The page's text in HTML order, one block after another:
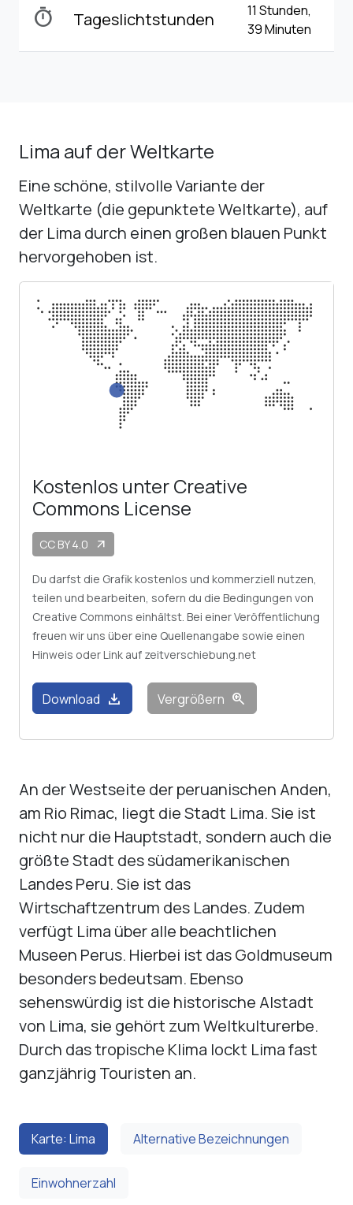
timer Tageslichtstunden
11 Stunden,
39 Minuten
Lima auf der Weltkarte
Eine schöne, stilvolle Variante der
Weltkarte (die gepunktete Weltkarte), auf
der Lima durch einen großen blauen Punkt
hervorgehoben ist.
Kostenlos unter Creative
Commons License
CC BY 4.0 arrow_outward
Du darfst die Grafik kostenlos und kommerziell nutzen,
teilen und bearbeiten, sofern du die Bedingungen von
Creative Commons einhältst. Bei einer Veröffentlichung
freuen wir uns über eine Quellenangabe sowie einen
Hinweis oder Link auf zeitverschiebung.net
Download download Vergrößern zoom_in
An der Westseite der peruanischen Anden,
am Rio Rimac, liegt die Stadt Lima. Sie ist
nicht nur die Hauptstadt, sondern auch die
größte Stadt des südamerikanischen
Landes Peru. Sie ist das
Wirtschaftzentrum des Landes. Zudem
verfügt Lima über alle beachtlichen
Museen Perus. Hierbei ist das Goldmuseum
besonders bedeutsam. Ebenso
sehenswürdig ist die historische Alstadt
von Lima, sie gehört zum Weltkulturerbe.
Durch das tropische Klima lockt Lima fast
ganzjährig Touristen an.
Karte: Lima Alternative Bezeichnungen
Einwohnerzahl